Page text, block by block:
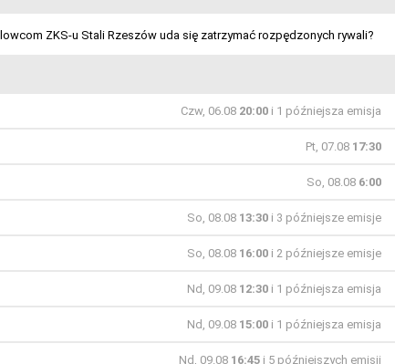
ZKS-u Stali Rzeszów uda się zatrzymać rozpędzonych rywali?
Czw, 06.08 20:00 i 1 późniejsza emisja
Pt, 07.08 17:30
So, 08.08 6:00
So, 08.08 13:30 i 3 późniejsze emisje
So, 08.08 16:00 i 2 późniejsze emisje
Nd, 09.08 12:30 i 1 późniejsza emisja
Nd, 09.08 15:00 i 1 późniejsza emisja
Nd, 09.08 16:45 i 5 późniejszych emisji